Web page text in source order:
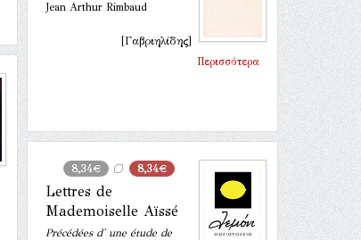
Jean Arthur Rimbaud
[Γαβριηλίδης]
Περισσότερα
8,34€ 8,34€
Lettres de
Mademoiselle Aïssé
Précédées d' une étude de